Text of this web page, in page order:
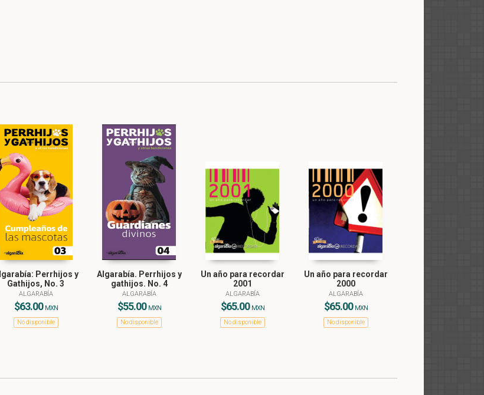
Perrhijos y
Gathijos, No. 3
ALGARABÍA
$63.00 MXN
No disponible
Algarabía. Perrhijos y
gathijos. No. 4
ALGARABÍA
$55.00 MXN
No disponible
Un año para recordar
2001
ALGARABÍA
$65.00 MXN
No disponible
Un año para recordar
2000
ALGARABÍA
$65.00 MXN
No disponible